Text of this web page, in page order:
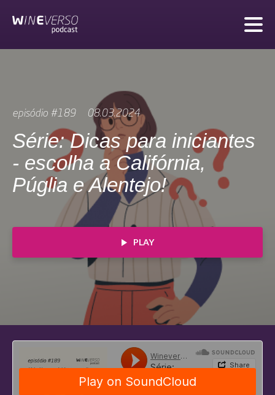
episódio #189 08.03.2024
Série: Dicas para iniciantes
- escolha a Califórnia,
Púglia e Alentejo!
PLAY